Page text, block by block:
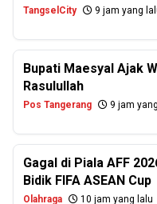
TangselCity 9 jam yang
Bupati Maesyal Ajak
Rasulullah
Pos Tangerang 9 jam
Gagal di Piala AFF
Bidik FIFA ASEAN Cup
Olahraga 10 jam yang lalu